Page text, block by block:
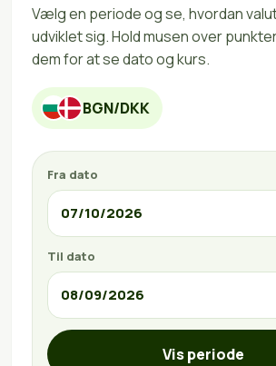
Vælg en periode og se, hvordan
udviklet sig. Hold musen over
dem for at se dato og kurs.
BGN/DKK
Fra dato
Til dato
Vis periode